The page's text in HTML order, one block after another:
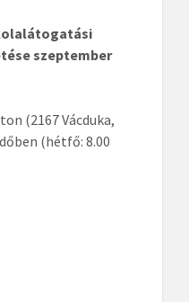
szeptember
(2167 Vácduka,
(hétfő: 8.00